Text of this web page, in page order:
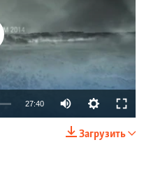
available
27:40
270p
Загрузить